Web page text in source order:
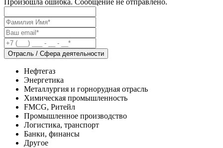
Произошла ошибка. Сообщение не отправлено.
Отрасль / Сфера деятельности
Нефтегаз
Энергетика
Металлургия и горнорудная отрасль
Химическая промышленность
FMCG, Ритейл
Промышленное производство
Логистика, транспорт
Банки, финансы
Другое